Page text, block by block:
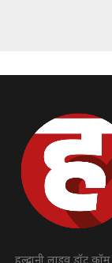
हल्द्वानी लाइव डॉट